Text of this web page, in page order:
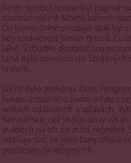
Tento symbol luxusu byl poprvé
darován rodině Moëtů během
Do komerčního prodeje však bylo
kdy společnost Simon Bros & Co
lahví. Vzbudilo dostatečnou
lahví bylo odesláno do Spojených
historií.
Jak již bylo zmíněno, Dom
luxusu a dobrého života a často
velkých událostech a oslavách.
šampaňské, což je působivý
uváděna na trh po zrání nejméně
odlišuje tím, že jeho šampaňské
uvedením na veřejný trh.